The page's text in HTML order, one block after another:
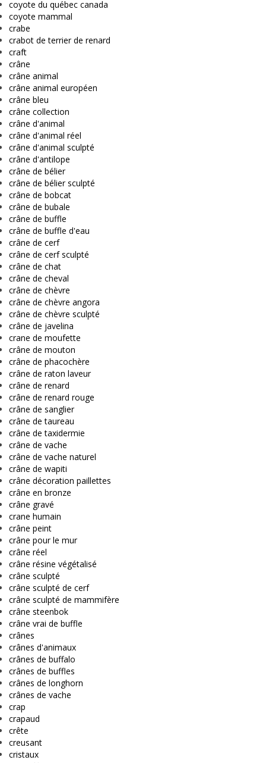
coyote du québec canada
coyote mammal
crabe
crabot de terrier de renard
craft
crâne
crâne animal
crâne animal européen
crâne bleu
crâne collection
crâne d'animal
crâne d'animal réel
crâne d'animal sculpté
crâne d'antilope
crâne de bélier
crâne de bélier sculpté
crâne de bobcat
crâne de bubale
crâne de buffle
crâne de buffle d'eau
crâne de cerf
crâne de cerf sculpté
crâne de chat
crâne de cheval
crâne de chèvre
crâne de chèvre angora
crâne de chèvre sculpté
crâne de javelina
crane de moufette
crâne de mouton
crâne de phacochère
crâne de raton laveur
crâne de renard
crâne de renard rouge
crâne de sanglier
crâne de taureau
crâne de taxidermie
crâne de vache
crâne de vache naturel
crâne de wapiti
crâne décoration paillettes
crâne en bronze
crâne gravé
crane humain
crâne peint
crâne pour le mur
crâne réel
crâne résine végétalisé
crâne sculpté
crâne sculpté de cerf
crâne sculpté de mammifère
crâne steenbok
crâne vrai de buffle
crânes
crânes d'animaux
crânes de buffalo
crânes de buffles
crânes de longhorn
crânes de vache
crap
crapaud
crête
creusant
cristaux